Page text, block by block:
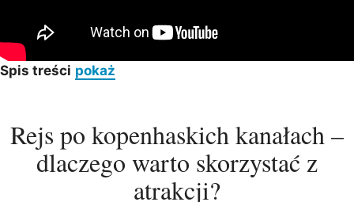
Spis treści pokaż
Rejs po kopenhaskich kanałach –
dlaczego warto skorzystać z
atrakcji?